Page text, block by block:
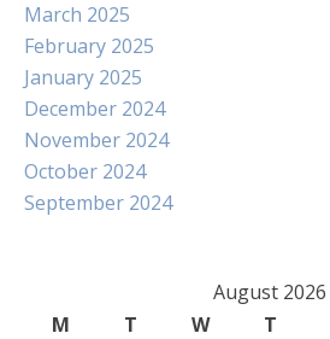
March 2025
February 2025
January 2025
December 2024
November 2024
October 2024
September 2024
August 2026
M
T W T